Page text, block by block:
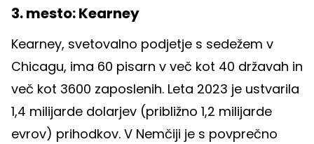
3. mesto: Kearney
Kearney, svetovalno podjetje s sedežem v
Chicagu, ima 60 pisarn v več kot 40 državah in
več kot 3600 zaposlenih. Leta 2023 je ustvarila
1,4 milijarde dolarjev (približno 1,2 milijarde
evrov) prihodkov. V Nemčiji je s povprečno